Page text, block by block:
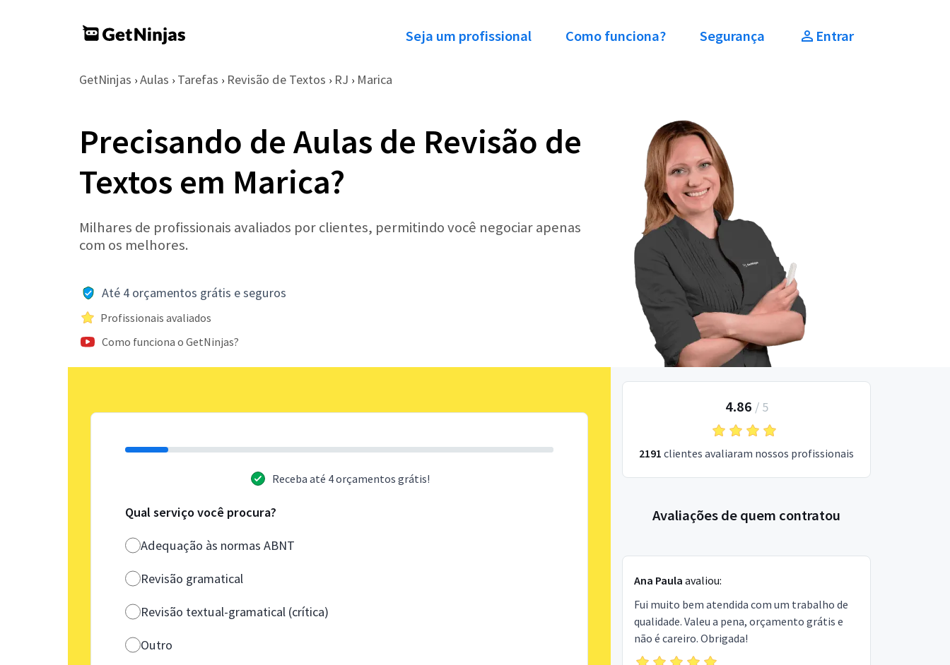
Seja um profissional Como funciona? Segurança Entrar
GetNinjas › Aulas › Tarefas › Revisão de Textos › RJ › Marica
Precisando de Aulas de Revisão de
Textos em Marica?
Milhares de profissionais avaliados por clientes, permitindo você negociar apenas
com os melhores.
Até 4 orçamentos grátis e seguros
Profissionais avaliados
Como funciona o GetNinjas?
Receba até 4 orçamentos grátis!
Qual serviço você procura?
Adequação às normas ABNT
Revisão gramatical
Revisão textual-gramatical (crítica)
Outro
4.86 / 5
2191 clientes avaliaram nossos profissionais
Avaliações de quem contratou
Ana Paula avaliou:
Fui muito bem atendida com um trabalho de
qualidade. Valeu a pena, orçamento grátis e
não é careiro. Obrigada!